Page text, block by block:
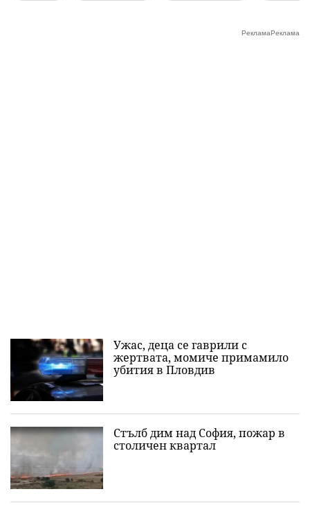
Ужас, деца се гаврили с
жертвата, момиче примамило
убития в Пловдив
Стълб дим над София, пожар в
столичен квартал